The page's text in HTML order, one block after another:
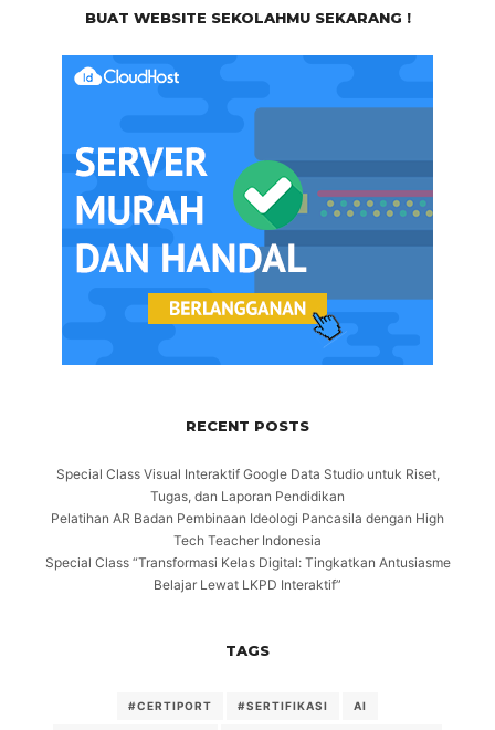
BUAT WEBSITE SEKOLAHMU SEKARANG !
RECENT POSTS
Special Class Visual Interaktif Google Data Studio untuk Riset,
Tugas, dan Laporan Pendidikan
Pelatihan AR Badan Pembinaan Ideologi Pancasila dengan High
Tech Teacher Indonesia
Special Class “Transformasi Kelas Digital: Tingkatkan Antusiasme
Belajar Lewat LKPD Interaktif”
TAGS
#CERTIPORT #SERTIFIKASI AI